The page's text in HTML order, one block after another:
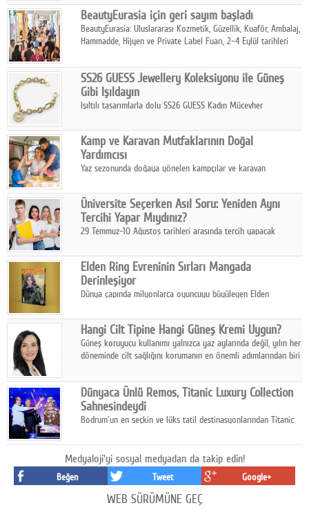
BeautyEurasia için geri sayım başladı
BeautyEurasia: Uluslararası Kozmetik, Güzellik, Kuaför, Ambalaj,
Hammadde, Hijyen ve Private Label Fuarı, 2–4 Eylül tarihleri
SS26 GUESS Jewellery Koleksiyonu ile Güneş
Gibi Işıldayın
Işıltılı tasarımlarla dolu SS26 GUESS Kadın Mücevher
dokunuşunu taşıyor.
Kamp ve Karavan Mutfaklarının Doğal
Yardımcısı
Yaz sezonunda doğaya yönelen kampçılar ve karavan
temizlik sağlayan, çevreye duyarlı bitkisel içerikli ürünleri tercih
ediyor.
Üniversite Seçerken Asıl Soru: Yeniden Aynı
Tercihi Yapar Mıydınız?
29 Temmuz-10 Ağustos tarihleri arasında tercih yapacak
Elden Ring Evreninin Sırları Mangada
Derinleşiyor
Dünya çapında milyonlarca oyuncuyu büyüleyen Elden
aksiyonu ve karanlık fantastik atmosferi bir araya getirmeyi
sürdürüyor.
Hangi Cilt Tipine Hangi Güneş Kremi Uygun?
Güneş koruyucu kullanımı yalnızca yaz aylarında değil, yılın her
döneminde cilt sağlığını korumanın en önemli adımlarından biri
Dünyaca Ünlü Remos, Titanic Luxury Collection
Sahnesindeydi
Bodrum'un en seçkin ve lüks tatil destinasyonlarından Titanic
yaz etkinlikleri kapsamında uluslararası yıldızları ağırlamaya
devam ediyor
Medyaloji'yi sosyal medyadan da takip edin!
Beğen Tweet Google+
WEB SÜRÜMÜNE GEÇ